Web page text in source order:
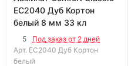
EC2040 Дуб Кортон
белый 8 мм 33 кл
5
Под заказ от 2 дней
Арт. EC2040 Дуб Кортон
белый